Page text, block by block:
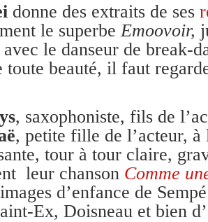
donne des extraits de ses
le superbe Emoovoir,
avec le danseur de break-
beauté, il faut
, saxophoniste, fils de
, petite fille de l’acteur,
tour à tour claire,
leur chanson Comme
d’enfance de
Ex, Doisneau et bien